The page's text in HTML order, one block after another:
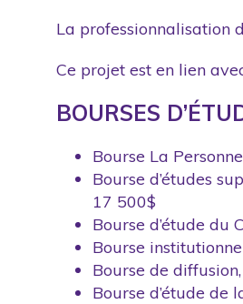
La professionnalisation
Ce projet est en lien
BOURSES
Bourse La
Bourse d’études
17 500$
Bourse d’étude du
Bourse
Bourse de
Bourse d’étude de